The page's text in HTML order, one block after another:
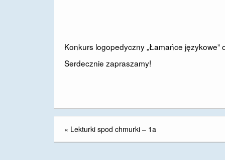
Konkurs logopedyczny „Łamańce
Serdecznie zapraszamy!
« Lekturki spod chmurki – 1a